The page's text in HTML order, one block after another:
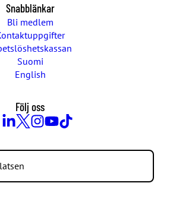
Snabblänkar
Bli medlem
Suomi
English
Följ oss